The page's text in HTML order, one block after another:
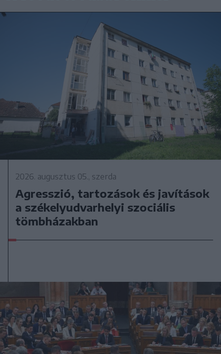
2026. augusztus 05., szerda
Agresszió, tartozások és javítások
a székelyudvarhelyi szociális
tömbházakban